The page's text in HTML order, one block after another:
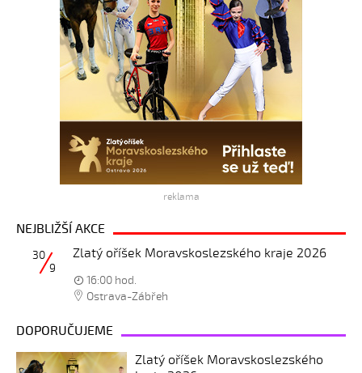
reklama
NEJBLIŽŠÍ AKCE
Zlatý oříšek Moravskoslezského kraje 2026
30
9
16:00 hod.
Ostrava-Zábřeh
DOPORUČUJEME
Zlatý oříšek Moravskoslezského